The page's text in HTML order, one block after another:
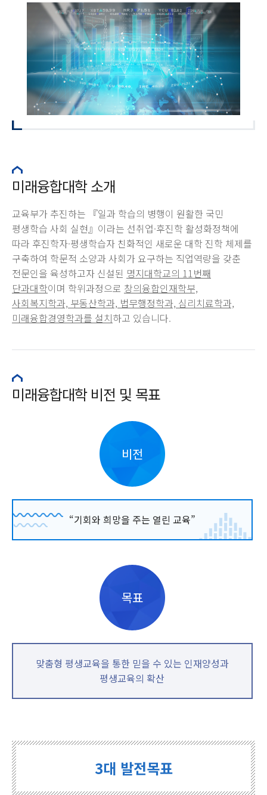
미래융합대학 소개
교육부가 추진하는 『일과 학습의 병행이 원활한 국민
평생학습 사회 실현』이라는 선취업·후진학 활성화정책에
따라 후진학자·평생학습자 친화적인 새로운 대학 진학 체제를
구축하여 학문적 소양과 사회가 요구하는 직업역량을 갖춘
전문인을 육성하고자 신설된 명지대학교의 11번째
단과대학이며 학위과정으로 창의융합인재학부,
사회복지학과, 부동산학과, 법무행정학과, 심리치료학과,
미래융합경영학과를 설치하고 있습니다.
미래융합대학 비전 및 목표
비전
“기회와 희망을 주는 열린 교육”
목표
맞춤형 평생교육을 통한 믿을 수 있는 인재양성과
평생교육의 확산
3대 발전목표